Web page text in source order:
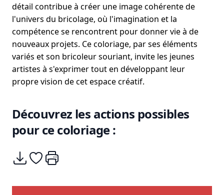
détail contribue à créer une image cohérente de
l'univers du bricolage, où l'imagination et la
compétence se rencontrent pour donner vie à de
nouveaux projets. Ce coloriage, par ses éléments
variés et son bricoleur souriant, invite les jeunes
artistes à s'exprimer tout en développant leur
propre vision de cet espace créatif.
Découvrez les actions possibles
pour ce coloriage :
Télécharger
Ajouter à mes coups de coeurs
Imprimer